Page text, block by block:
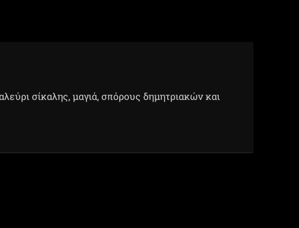
σίκαλης, μαγιά, σπόρους δημητριακών και